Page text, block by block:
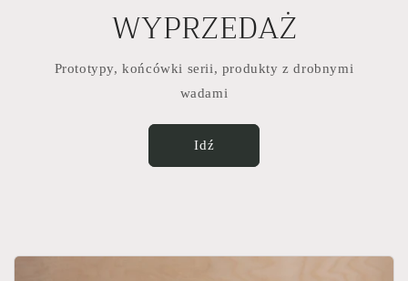
WYPRZEDAŻ
Prototypy, końcówki serii, produkty z drobnymi
wadami
Idź